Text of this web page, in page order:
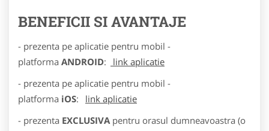
BENEFICII SI AVANTAJE
- prezenta pe aplicatie pentru mobil -
platforma ANDROID:
link aplicatie
- prezenta pe aplicatie pentru mobil -
platforma iOS:
link aplicatie
- prezenta EXCLUSIVA pentru orasul dumneavoastra (o